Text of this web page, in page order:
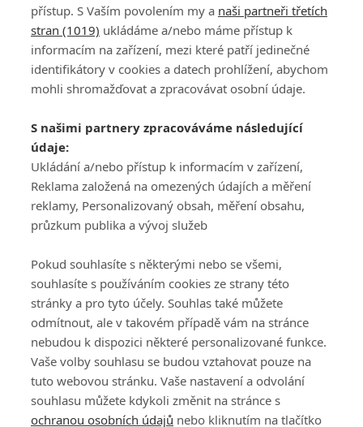
přístup. S Vaším povolením my a naši partneři třetích
stran (1019) ukládáme a/nebo máme přístup k
informacím na zařízení, mezi které patří jedinečné
identifikátory v cookies a datech prohlížení, abychom
mohli shromažďovat a zpracovávat osobní údaje.
S našimi partnery zpracováváme následující
údaje:
Ukládání a/nebo přístup k informacím v zařízení,
Reklama založená na omezených údajích a měření
reklamy, Personalizovaný obsah, měření obsahu,
průzkum publika a vývoj služeb
Pokud souhlasíte s některými nebo se všemi,
souhlasíte s používáním cookies ze strany této
stránky a pro tyto účely. Souhlas také můžete
odmítnout, ale v takovém případě vám na stránce
nebudou k dispozici některé personalizované funkce.
Vaše volby souhlasu se budou vztahovat pouze na
tuto webovou stránku. Vaše nastavení a odvolání
souhlasu můžete kdykoli změnit na stránce s
ochranou osobních údajů nebo kliknutím na tlačítko
Všeobecné obchodní
podmínky služby
GolfExtra.cz Premium
Podmínky zpracování
osobních údajů při
GolfExtra
Ceník GolfExtra.cz
Premium
Doporučené odkazy
ATV CZ, s.r.o.
140 00 Praha 4
Editor Obchod